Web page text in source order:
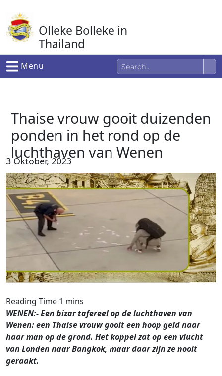
naar
de
inhoud
Olleke Bolleke in
Thailand
In Thailand
Menu
Thaise vrouw gooit duizenden
ponden in het rond op de
luchthaven van Wenen
3 Oktober, 2023
WENEN:- Een bizar tafereel op de luchthaven van
Wenen: een Thaise vrouw gooit een hoop geld naar
haar man op de grond. Het koppel zat op een vlucht
van Londen naar Bangkok, maar daar zijn ze nooit
geraakt.